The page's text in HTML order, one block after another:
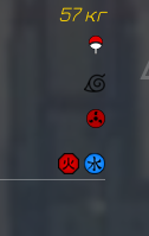
57 кг